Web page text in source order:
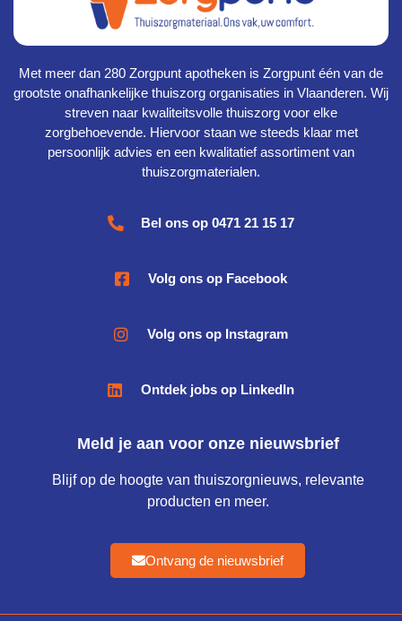
Met meer dan 280 Zorgpunt apotheken is Zorgpunt één van de
grootste onafhankelijke thuiszorg organisaties in Vlaanderen. Wij
streven naar kwaliteitsvolle thuiszorg voor elke
zorgbehoevende. Hiervoor staan we steeds klaar met
persoonlijk advies en een kwalitatief assortiment van
thuiszorgmaterialen.
Bel ons op 0471 21 15 17
Volg ons op Facebook
Volg ons op Instagram
Ontdek jobs op LinkedIn
Meld je aan voor onze nieuwsbrief
Blijf op de hoogte van thuiszorgnieuws, relevante
producten en meer.
Ontvang de nieuwsbrief